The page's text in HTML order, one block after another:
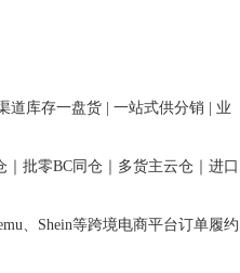
道库存一盘货 | 一站式供分销 | 业
批零BC同仓｜多货主云仓｜进口
、Shein等跨境电商平台订单履约